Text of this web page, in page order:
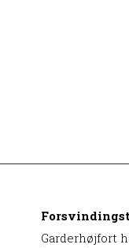
Garderhøjfort